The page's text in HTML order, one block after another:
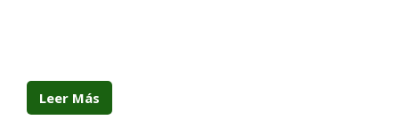
Leer Más